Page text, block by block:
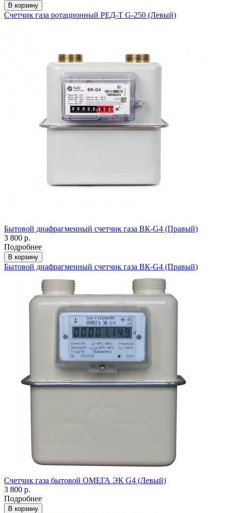
В корзину
Счетчик газа ротационный РЕД-Т G-250 (Левый)
Бытовой диафрагменный счетчик газа ВК-G4 (Правый)
3 800 р.
Подробнее
В корзину
Бытовой диафрагменный счетчик газа ВК-G4 (Правый)
Счетчик газа бытовой ОМЕГА ЭК G4 (Левый)
3 800 р.
Подробнее
В корзину